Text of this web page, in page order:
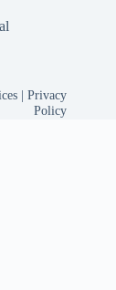
|Privacy
Policy